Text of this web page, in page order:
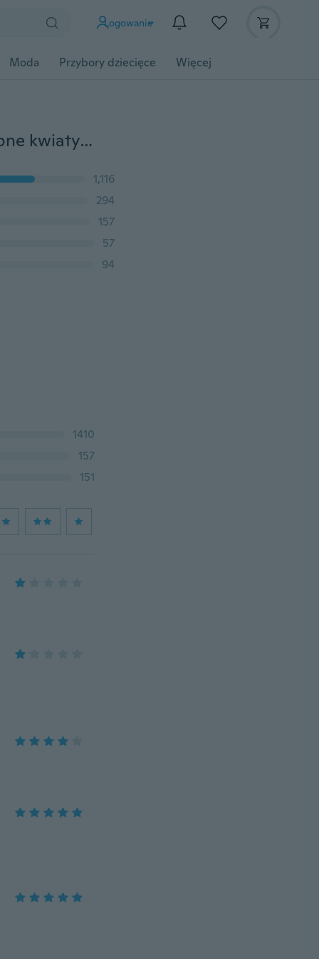
Logowanie
Moda Przybory dziecięce Więcej
3 głowy Róże Sztuczna róża Sztuczna piwonia Jedwabne kwiaty Wesele Bukiet panny młodej Wystrój domu
1,116
294
157
57
94
1410
157
151